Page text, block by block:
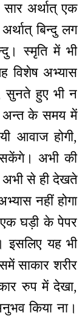
अर्थात् एक
बिन्दु लग
स्मृति में भी
विशेष अभ्यास
सुनते हुए भी न
अन्त के समय में
आवाज होगी,
सकेंगे। अभी की
से ही देखते
नहीं होगा
घड़ी के पेपर
इसलिए यह भी
साकार शरीर
रुप में देखा,
किया ना।